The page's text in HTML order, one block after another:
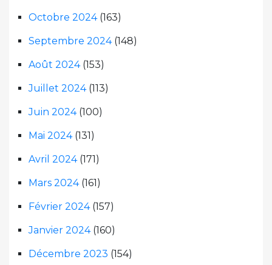
Octobre 2024(163)
Septembre 2024(148)
Août 2024(153)
Juillet 2024(113)
Juin 2024(100)
Mai 2024(131)
Avril 2024(171)
Mars 2024(161)
Février 2024(157)
Janvier 2024(160)
Décembre 2023 (154)